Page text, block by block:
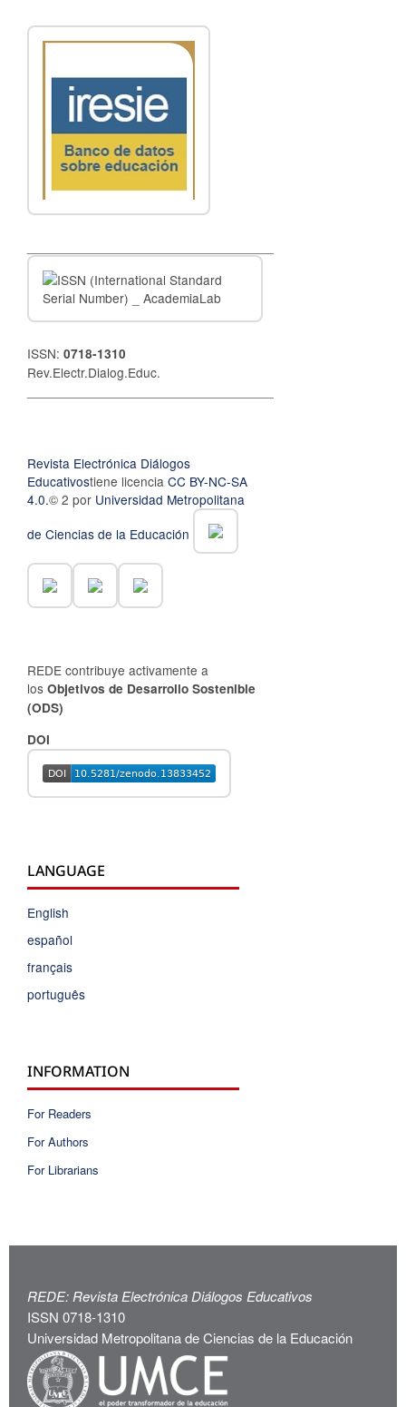
ISSN: 0718-1310
Rev.Electr.Dialog.Educ.
Revista Electrónica Diálogos
Educativostiene licencia CC BY-NC-SA
4.0.© 2 por Universidad Metropolitana
de Ciencias de la Educación
REDE contribuye activamente a
los Objetivos de Desarrollo Sostenible
(ODS)
DOI
LANGUAGE
English
español
français
português
INFORMATION
For Readers
For Authors
For Librarians
REDE: Revista Electrónica Diálogos Educativos
ISSN 0718-1310
Universidad Metropolitana de Ciencias de la Educación